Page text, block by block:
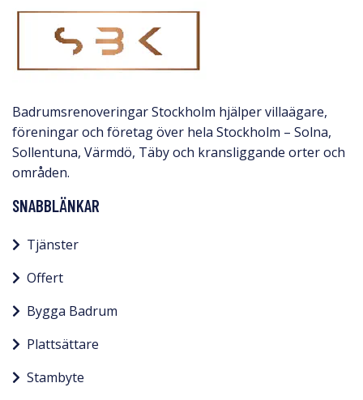
Badrumsrenoveringar Stockholm hjälper villaägare,
föreningar och företag över hela Stockholm – Solna,
Sollentuna, Värmdö, Täby och kransliggande orter och
områden.
SNABBLÄNKAR
Tjänster
Offert
Bygga Badrum
Plattsättare
Stambyte